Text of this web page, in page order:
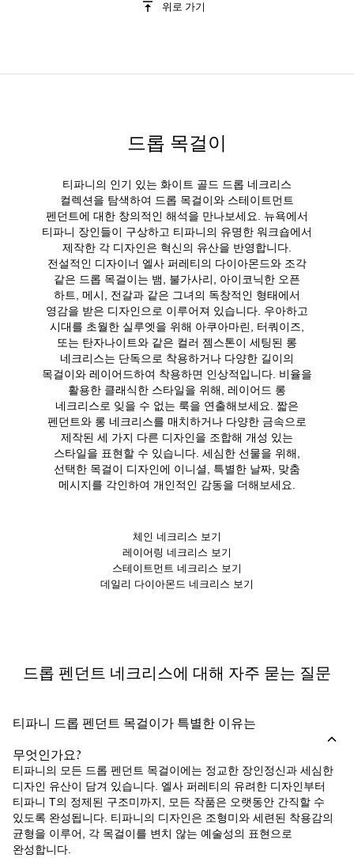
위로 가기
드롭 목걸이
티파니의 인기 있는 화이트 골드 드롭 네크리스
컬렉션을 탐색하여 드롭 목걸이와 스테이트먼트
펜던트에 대한 창의적인 해석을 만나보세요. 뉴욕에서
티파니 장인들이 구상하고 티파니의 유명한 워크숍에서
제작한 각 디자인은 혁신의 유산을 반영합니다.
전설적인 디자이너 엘사 퍼레티의 다이아몬드와 조각
같은 드롭 목걸이는 뱀, 불가사리, 아이코닉한 오픈
하트, 메시, 전갈과 같은 그녀의 독창적인 형태에서
영감을 받은 디자인으로 이루어져 있습니다. 우아하고
시대를 초월한 실루엣을 위해 아쿠아마린, 터쿼이즈,
또는 탄자나이트와 같은 컬러 젬스톤이 세팅된 롱
네크리스는 단독으로 착용하거나 다양한 길이의
목걸이와 레이어드하여 착용하면 인상적입니다. 비율을
활용한 클래식한 스타일을 위해, 레이어드 롱
네크리스로 잊을 수 없는 룩을 연출해보세요. 짧은
펜던트와 롱 네크리스를 매치하거나 다양한 금속으로
제작된 세 가지 다른 디자인을 조합해 개성 있는
스타일을 표현할 수 있습니다. 세심한 선물을 위해,
선택한 목걸이 디자인에 이니셜, 특별한 날짜, 맞춤
메시지를 각인하여 개인적인 감동을 더해보세요.
체인 네크리스 보기
레이어링 네크리스 보기
스테이트먼트 네크리스 보기
데일리 다이아몬드 네크리스 보기
드롭 펜던트 네크리스에 대해 자주 묻는 질문
티파니 드롭 펜던트 목걸이가 특별한 이유는
무엇인가요?
티파니의 모든 드롭 펜던트 목걸이에는 정교한 장인정신과 세심한
디자인 유산이 담겨 있습니다. 엘사 퍼레티의 유려한 디자인부터
티파니 T의 정제된 구조미까지, 모든 작품은 오랫동안 간직할 수
있도록 완성됩니다. 티파니의 디자인은 조형미와 세련된 착용감의
균형을 이루어, 각 목걸이를 변치 않는 예술성의 표현으로
완성합니다.